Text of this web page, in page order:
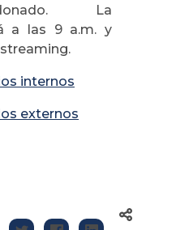
La
a las 9 a.m. y
internos
externos